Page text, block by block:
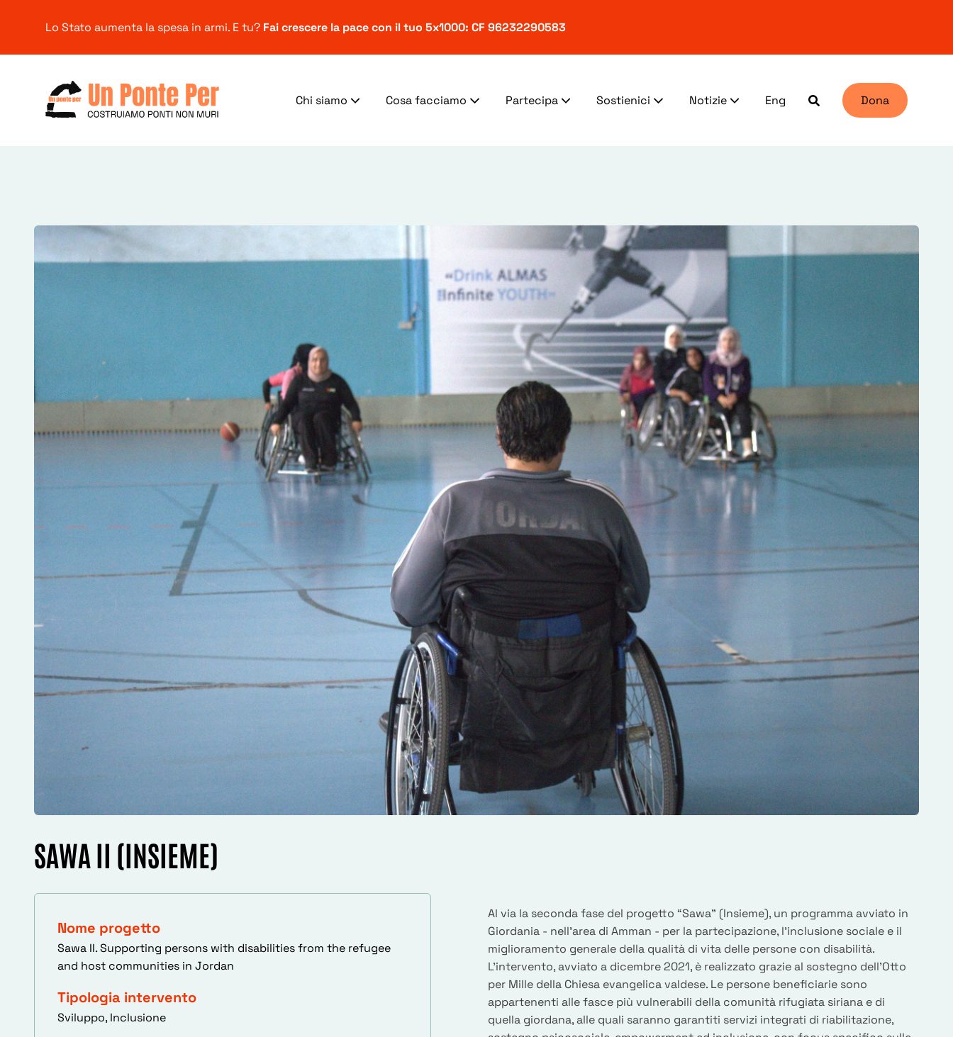
Lo Stato aumenta la spesa in armi. E tu? Fai crescere la pace con il tuo 5x1000: CF 96232290583
Chi siamo Cosa facciamo Partecipa Sostienici Notizie Eng Dona
SAWA II (INSIEME)
Nome progetto
Sawa II. Supporting persons with disabilities from the refugee
and host communities in Jordan
Tipologia intervento
Sviluppo, Inclusione
Al via la seconda fase del progetto “Sawa” (Insieme), un programma avviato in
Giordania - nell’area di Amman - per la partecipazione, l’inclusione sociale e il
miglioramento generale della qualità di vita delle persone con disabilità.
L’intervento, avviato a dicembre 2021, è realizzato grazie al sostegno dell’Otto
per Mille della Chiesa evangelica valdese. Le persone beneficiarie sono
appartenenti alle fasce più vulnerabili della comunità rifugiata siriana e di
quella giordana, alle quali saranno garantiti servizi integrati di riabilitazione,